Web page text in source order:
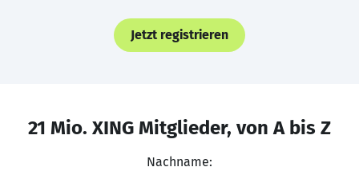
Jetzt registrieren
21 Mio. XING Mitglieder, von A bis Z
Nachname: